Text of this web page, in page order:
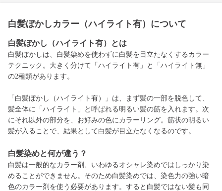
白髪ぼかしカラー（ハイライト有）について
白髪ぼかし（ハイライト有）とは
白髪ぼかしは、白髪染めを使わずに白髪を目立たなくするカラー
テクニック。大きく分けて「ハイライト有」と「ハイライト無」
の2種類があります。
「白髪ぼかし（ハイライト有）」は、まず髪の一部を脱色して、
髪全体に「ハイライト」と呼ばれる明るい髪の筋を入れます。次
にそれ以外の部分を、お好みの色にカラーリング。筋状の明るい
髪が入ることで、結果として白髪が目立たなくなるのです。
白髪染めと何が違う？
白髪は一般的なカラー剤、いわゆるオシャレ染めではしっかり染
めることができません。そのため白髪染めでは、染色力の強い暗
色のカラー剤を使う必要があります。すると白髪ではない髪も同